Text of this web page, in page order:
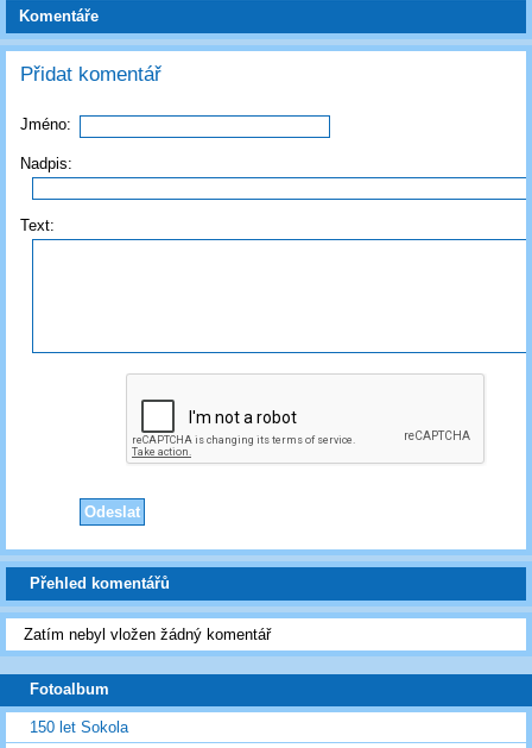
Komentáře
Přidat komentář
Jméno:
Nadpis:
Text:
Přehled komentářů
Zatím nebyl vložen žádný komentář
Fotoalbum
150 let Sokola